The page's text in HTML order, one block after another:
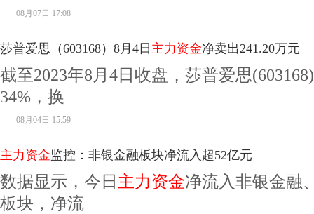
08月07日 17:08
莎普爱思（603168）8月4日 主力资金净卖出241.20万元
截至2023年8月4日收盘，莎普爱思
34%，换
08月04日 15:59
主力资金监控：非银金融板块净流入超52亿元
数据显示，今日 主力资金净流入非银金融
板块，净流